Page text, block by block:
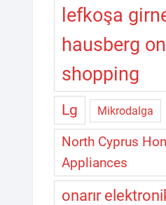
lefkoşa
hausberg
shopping
Lg Mikrodalga
North Cyprus
Appliances
onarır